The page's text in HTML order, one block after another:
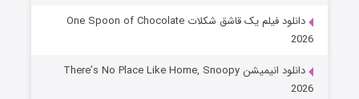
دانلود فیلم یک قاشق شکلات One Spoon of Chocolate
2026
دانلود انیمیشن There’s No Place Like Home, Snoopy
2026